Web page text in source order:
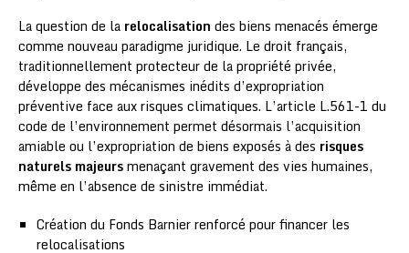
La question de la relocalisation des biens menacés émerge
comme nouveau paradigme juridique. Le droit français,
traditionnellement protecteur de la propriété privée,
développe des mécanismes inédits d’expropriation
préventive face aux risques climatiques. L’article L.561-1 du
code de l’environnement permet désormais l’acquisition
amiable ou l’expropriation de biens exposés à des risques
naturels majeursmenaçant gravement des vies humaines,
même en l’absence de sinistre immédiat.
Création du Fonds Barnier renforcé pour financer les
relocalisations